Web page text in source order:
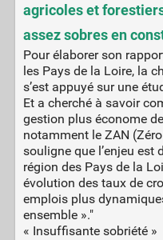
agricoles et
assez sobres en
Pour élaborer son
les Pays de la Loire, la
s’est appuyé sur une
Et a cherché à savoir
gestion plus économe
notamment le ZAN
souligne que l’enjeu est
région des Pays de la
évolution des taux de
emplois plus
ensemble »."
« Insuffisante sobriété »